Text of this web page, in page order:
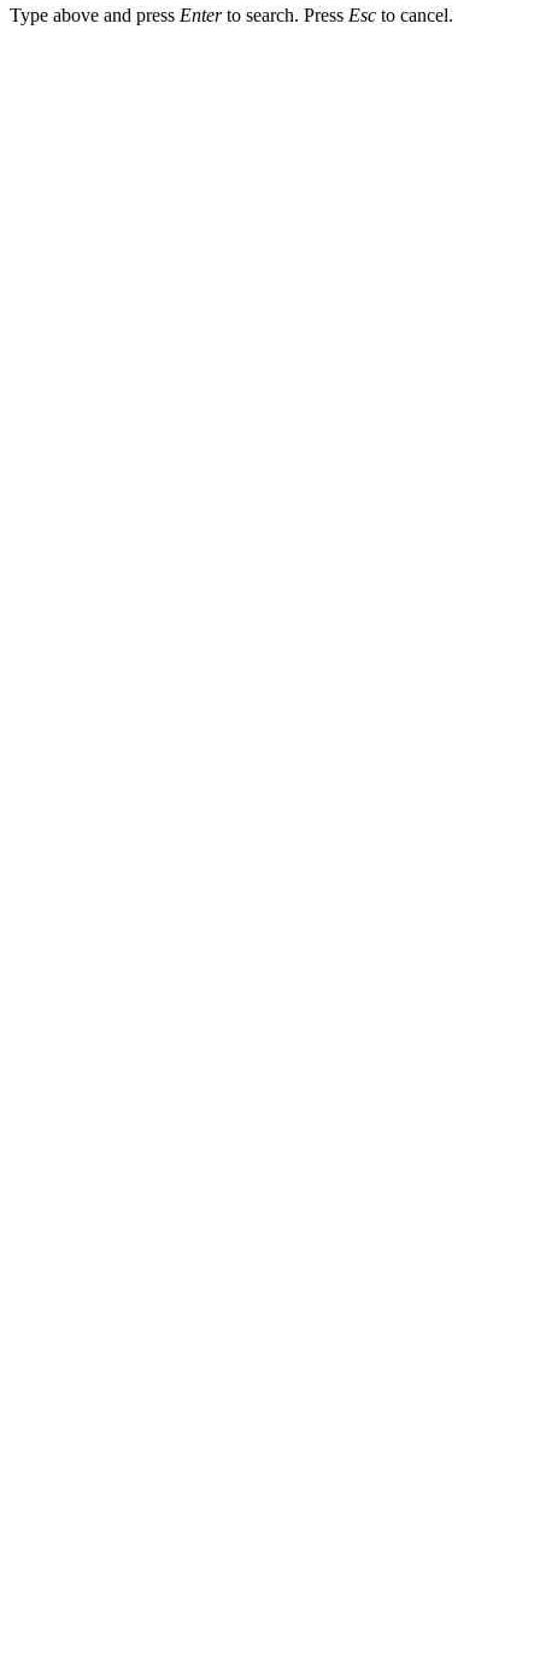
Type above and press Enterto search. Press Esc to cancel.